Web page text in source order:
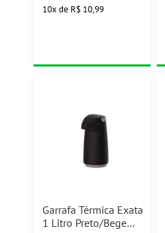
10x de R$ 10,99
Garrafa Térmica Exata
1 Litro Preto/Bege